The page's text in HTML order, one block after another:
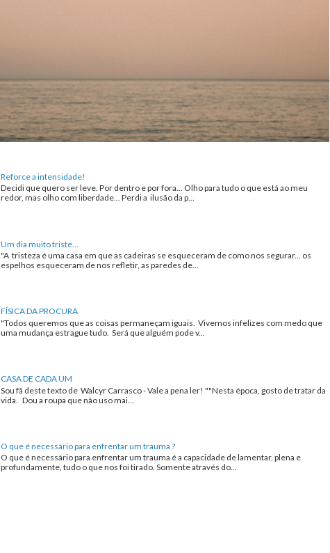
Reforce a intensidade!
Decidi que quero ser leve. Por dentro e por fora... Olho para tudo o que está ao meu
redor, mas olho com liberdade... Perdi a ilusão da p...
Um dia muito triste...
"A tristeza é uma casa em que as cadeiras se esqueceram de como nos segurar... os
espelhos esqueceram de nos refletir, as paredes de...
FÍSICA DA PROCURA
"Todos queremos que as coisas permaneçam iguais. Vivemos infelizes com medo que
uma mudança estrague tudo. Será que alguém pode v...
CASA DE CADA UM
Sou fã deste texto de Walcyr Carrasco - Vale a pena ler! ""Nesta época, gosto de tratar da
vida. Dou a roupa que não uso mai...
O que é necessário para enfrentar um trauma ?
O que é necessário para enfrentar um trauma é a capacidade de lamentar, plena e
profundamente, tudo o que nos foi tirado. Somente através do...